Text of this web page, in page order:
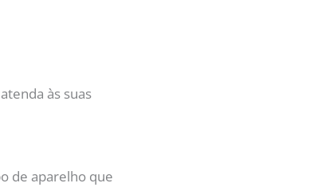
às suas
de aparelho que